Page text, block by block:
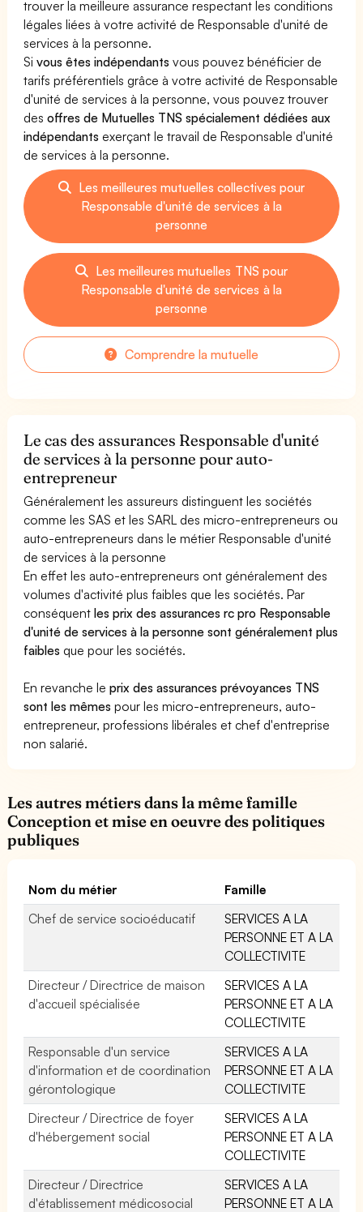
trouver la meilleure assurance respectant les conditions
légales liées à votre activité de Responsable d'unité de
services à la personne.
Sivous êtes indépendants vous pouvez bénéficier de
tarifs préférentiels grâce à votre activité de Responsable
d'unité de services à la personne, vous pouvez trouver
desoffres de Mutuelles TNS spécialement dédiées aux
indépendants exerçant le travail de Responsable d'unité
de services à la personne.
Les meilleures mutuelles collectives pour
Responsable d'unité de services à la
personne
Les meilleures mutuelles TNS pour
Responsable d'unité de services à la
personne
Comprendre la mutuelle
Le cas des assurances Responsable d'unité
de services à la personne pour auto-
entrepreneur
Généralement les assureurs distinguent les sociétés
comme les SAS et les SARL des micro-entrepreneurs ou
auto-entrepreneurs dans le métier Responsable d'unité
de services à la personne
En effet les auto-entrepreneurs ont généralement des
volumes d'activité plus faibles que les sociétés. Par
conséquentles prix des assurances rc pro Responsable
d'unité de services à la personne sont généralement plus
faibles que pour les sociétés.
En revanche leprix des assurances prévoyances TNS
sont les mêmes pour les micro-entrepreneurs, auto-
entrepreneur, professions libérales et chef d'entreprise
non salarié.
Les autres métiers dans la même famille
Conception et mise en oeuvre des politiques
publiques
Nom du métier
Famille
Chef de service socioéducatif
SERVICES A LA
PERSONNE ET A LA
COLLECTIVITE
Directeur / Directrice de maison
d'accueil spécialisée
SERVICES A LA
PERSONNE ET A LA
COLLECTIVITE
Responsable d'un service
d'information et de coordination
gérontologique
SERVICES A LA
PERSONNE ET A LA
COLLECTIVITE
Directeur / Directrice de foyer
d'hébergement social
SERVICES A LA
PERSONNE ET A LA
COLLECTIVITE
Directeur / Directrice
d'établissement médicosocial
SERVICES A LA
PERSONNE ET A LA